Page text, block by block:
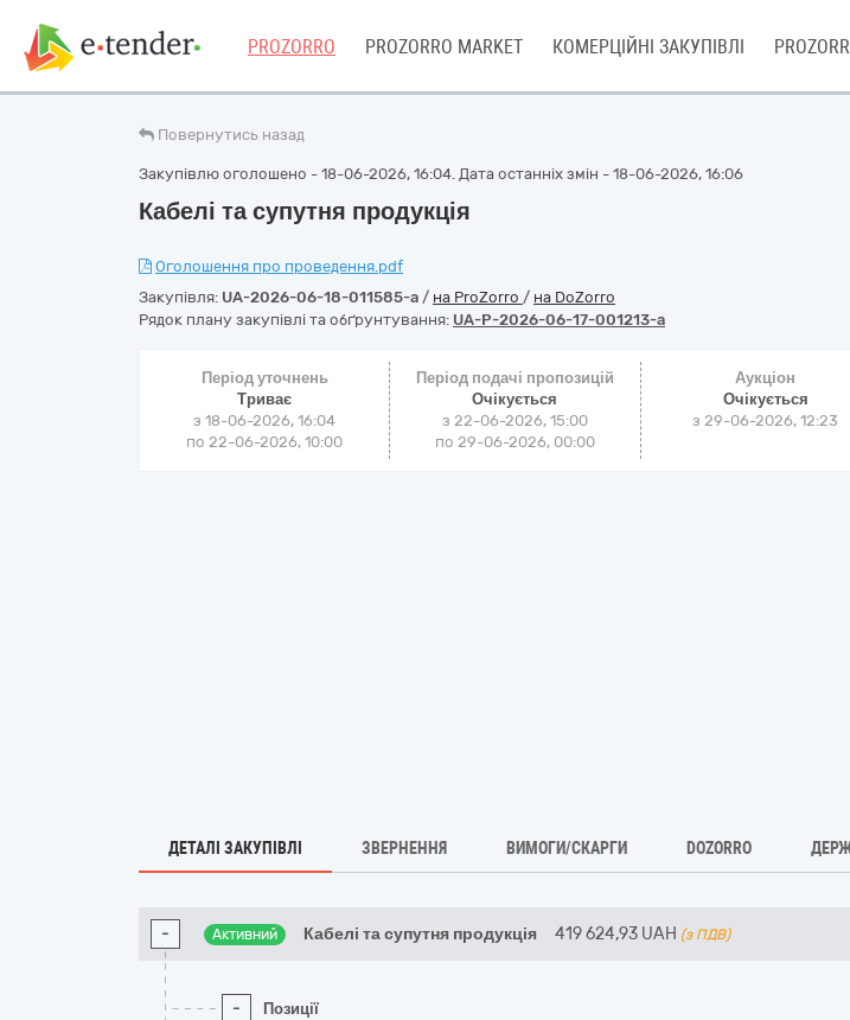
PROZORRO PROZORRO MARKET КОМЕРЦІЙНІ ЗАКУПІВЛІ
Повернутись назад
Закупівлю оголошено - 18-06-2026, 16:04. Дата останніх змін - 18-06-2026, 16:06
Кабелі та супутня продукція
Оголошення про проведення.pdf
Закупівля: UA-2026-06-18-011585-a / на ProZorro / на DoZorro
Рядок плану закупівлі та обґрунтування: UA-P-2026-06-17-001213-a
Період уточнень
Триває
з 18-06-2026, 16:04
по 22-06-2026, 10:00
Період подачі пропозицій
Очікується
з 22-06-2026, 15:00
по 29-06-2026, 00:00
Аукціон
Очікується
з29-06-2026, 12:23
ДЕТАЛІ ЗАКУПІВЛІ ЗВЕРНЕННЯ ВИМОГИ/СКАРГИ DOZORRO
- Активний Кабелі та супутня продукція 419 624,93 UAH (з ПДВ)
- Позиції